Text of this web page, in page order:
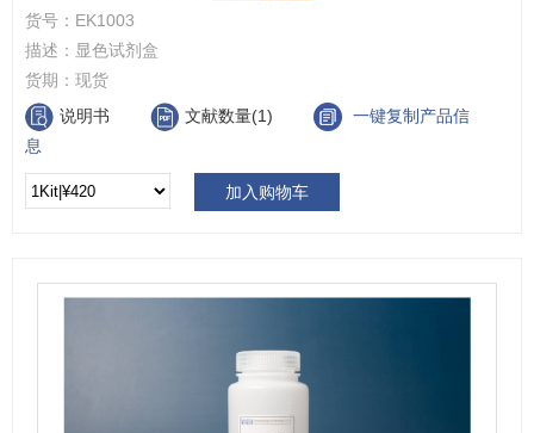
货号： EK1003
描述： 显色试剂盒
货期： 现货
说明书
文献数量(1)
一键复制产品信
息
加入购物车